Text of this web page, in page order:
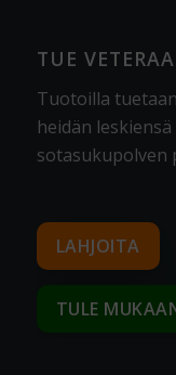
TUE
Tuotoilla
heidän
sotasukupolven
LAHJOITA
TULE